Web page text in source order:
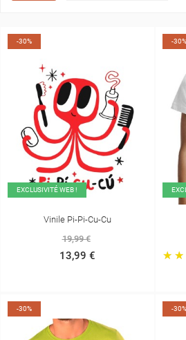
-30%
EXCLUSIVITÉ WEB !
Vinile Pi-Pi-Cu-Cu
19,99 €
13,99 €
-30%
-30% -30%